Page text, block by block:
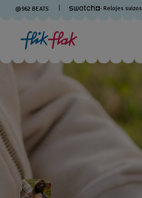
@962 BEATS - Relojes suizos